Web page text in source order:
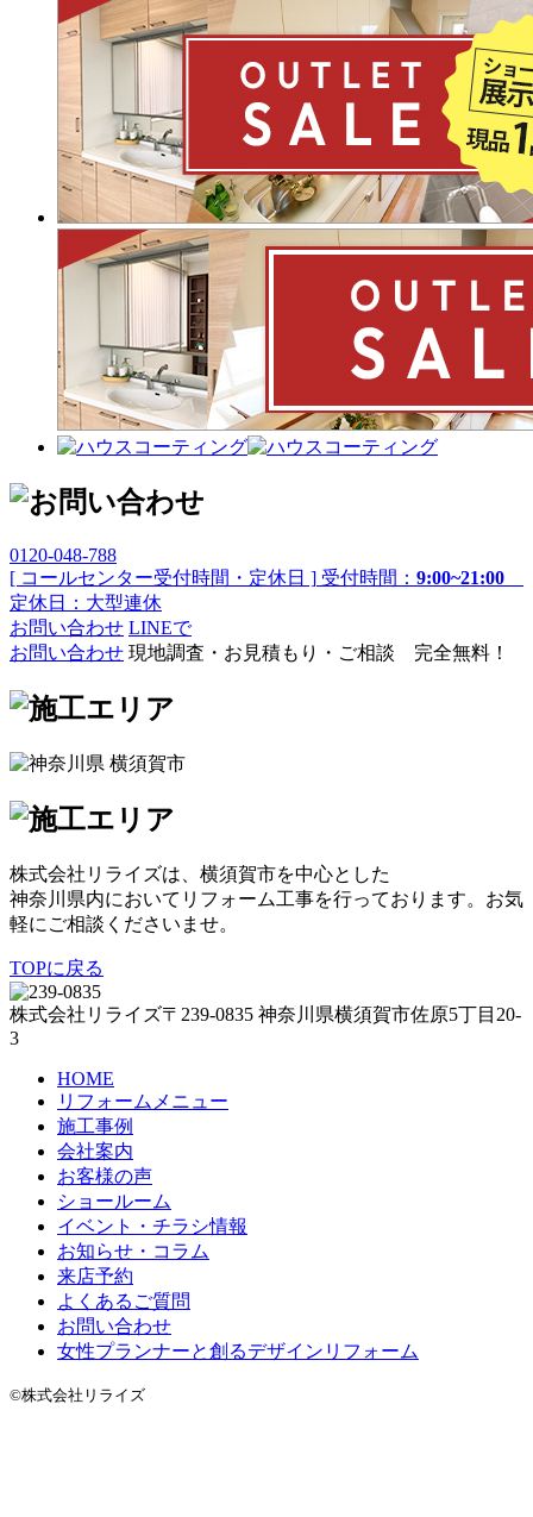
0120-048-788
[ コールセンター受付時間・定休日 ] 受付時間： 9:00~21:00
定休日：大型連休
お問い合わせ LINEで
お問い合わせ 現地調査・お見積もり・ご相談 完全無料！
株式会社リライズは、横須賀市を中心とした
神奈川県内においてリフォーム工事を行っております。お気
軽にご相談くださいませ。
TOPに戻る
株式会社リライズ〒239-0835 神奈川県横須賀市佐原5丁目20-
3
HOME
リフォームメニュー
施工事例
会社案内
お客様の声
ショールーム
イベント・チラシ情報
お知らせ・コラム
来店予約
よくあるご質問
お問い合わせ
女性プランナーと創るデザインリフォーム
©株式会社リライズ